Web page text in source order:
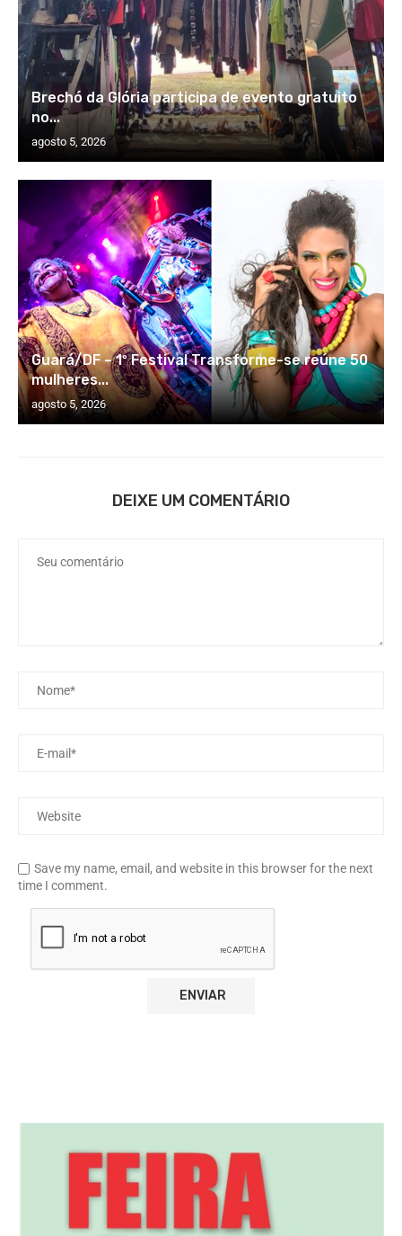
Brechó da Glória participa de evento gratuito
no...
agosto 5, 2026
Guará/DF – 1º Festival Transforme-se reúne 50
mulheres...
agosto 5, 2026
DEIXE UM COMENTÁRIO
Save my name, email, and website in this browser for the next
time I comment.